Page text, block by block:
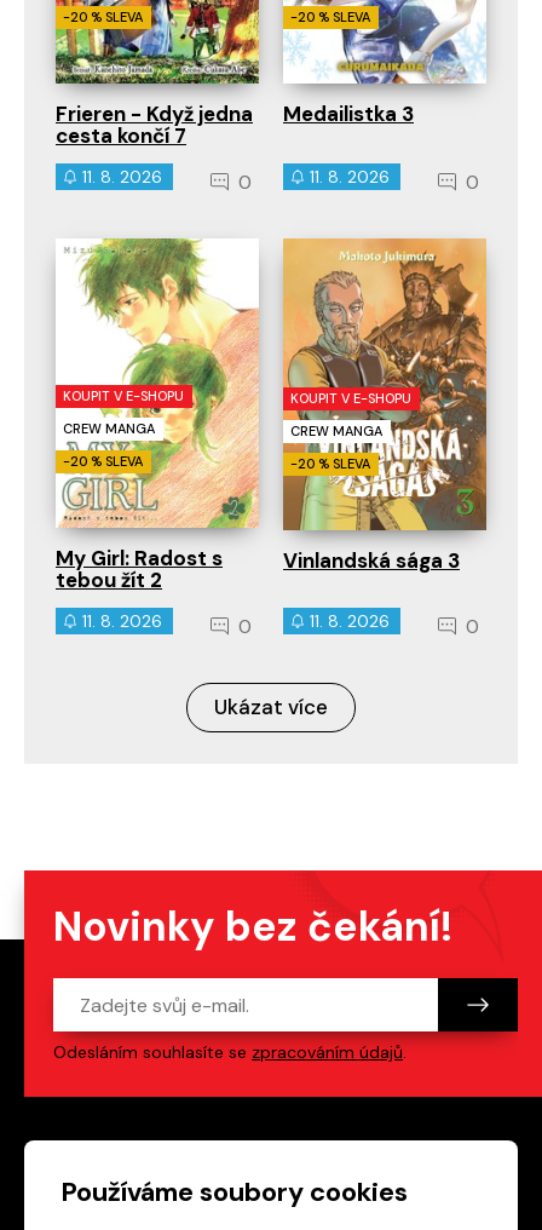
Používáme soubory cookies
-20 % SLEVA
Frieren - Když jedna
cesta končí 7
11. 8. 2026 0
-20 % SLEVA
Medailistka 3
11. 8. 2026 0
KOUPIT V E-SHOPU
CREW MANGA
-20 % SLEVA
My Girl: Radost s
tebou žít 2
11. 8. 2026 0
KOUPIT V E-SHOPU
CREW MANGA
-20 % SLEVA
Vinlandská sága 3
11. 8. 2026 0
Ukázat více
Novinky bez čekání!
Odesláním souhlasíte se zpracováním údajů.
Patička webu Odkazy na sociální